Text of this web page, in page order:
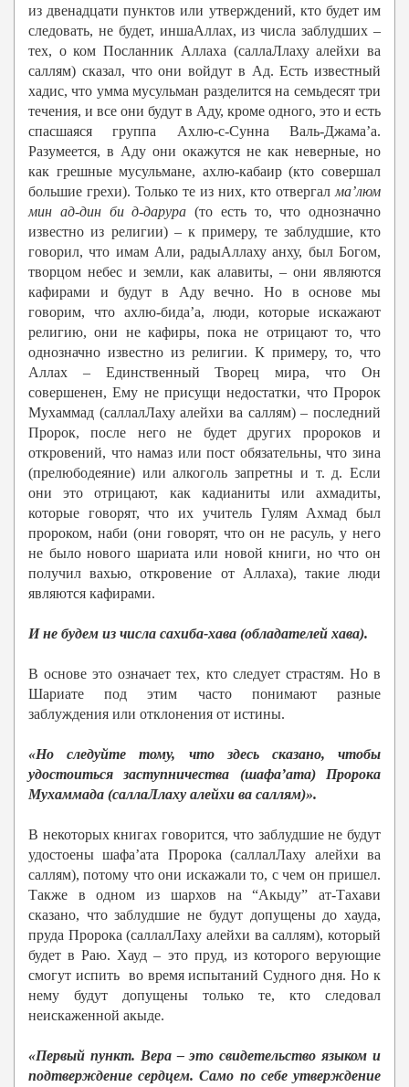
из двенадцати пунктов или утверждений, кто будет им
следовать, не будет, иншаАллах, из числа заблудших –
тех, о ком Посланник Аллаха (саллаЛлаху алейхи ва
саллям) сказал, что они войдут в Ад. Есть известный
хадис, что умма мусульман разделится на семьдесят три
течения, и все они будут в Аду, кроме одного, это и есть
спасшаяся группа Ахлю-с-Сунна Валь-Джама’а.
Разумеется, в Аду они окажутся не как неверные, но
как грешные мусульмане, ахлю-кабаир (кто совершал
большие грехи). Только те из них, кто отвергал ма’люм
мин ад-дин би д-дарура (то есть то, что однозначно
известно из религии) – к примеру, те заблудшие, кто
говорил, что имам Али, радыАллаху анху, был Богом,
творцом небес и земли, как алавиты, – они являются
кафирами и будут в Аду вечно. Но в основе мы
говорим, что ахлю-бида’а, люди, которые искажают
религию, они не кафиры, пока не отрицают то, что
однозначно известно из религии. К примеру, то, что
Аллах – Единственный Творец мира, что Он
совершенен, Ему не присущи недостатки, что Пророк
Мухаммад (саллалЛаху алейхи ва саллям) – последний
Пророк, после него не будет других пророков и
откровений, что намаз или пост обязательны, что зина
(прелюбодеяние) или алкоголь запретны и т. д. Если
они это отрицают, как кадианиты или ахмадиты,
которые говорят, что их учитель Гулям Ахмад был
пророком, наби (они говорят, что он не расуль, у него
не было нового шариата или новой книги, но что он
получил вахью, откровение от Аллаха), такие люди
являются кафирами.
И не будем из числа сахиба-хава (обладателей хава).
В основе это означает тех, кто следует страстям. Но в
Шариате под этим часто понимают разные
заблуждения или отклонения от истины.
«Но следуйте тому, что здесь сказано, чтобы
удостоиться заступничества (шафа’ата) Пророка
Мухаммада (саллаЛлаху алейхи ва саллям)».
В некоторых книгах говорится, что заблудшие не будут
удостоены шафа’ата Пророка (саллалЛаху алейхи ва
саллям), потому что они искажали то, с чем он пришел.
Также в одном из шархов на “Акыду” ат-Тахави
сказано, что заблудшие не будут допущены до хауда,
пруда Пророка (саллалЛаху алейхи ва саллям), который
будет в Раю. Хауд – это пруд, из которого верующие
смогут испить во время испытаний Судного дня. Но к
нему будут допущены только те, кто следовал
неискаженной акыде.
«Первый пункт. Вера – это свидетельство языком и
подтверждение сердцем. Само по себе утверждение